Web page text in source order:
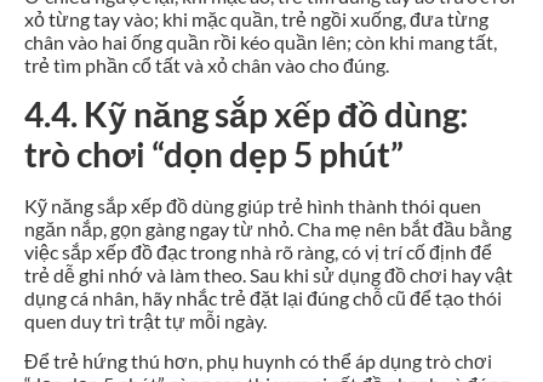
xỏ từng tay vào; khi mặc quần, trẻ ngồi xuống, đưa từng
chân vào hai ống quần rồi kéo quần lên; còn khi mang tất,
trẻ tìm phần cổ tất và xỏ chân vào cho đúng.
4.4. Kỹ năng sắp xếp đồ dùng:
trò chơi “dọn dẹp 5 phút”
Kỹ năng sắp xếp đồ dùng giúp trẻ hình thành thói quen
ngăn nắp, gọn gàng ngay từ nhỏ. Cha mẹ nên bắt đầu bằng
việc sắp xếp đồ đạc trong nhà rõ ràng, có vị trí cố định để
trẻ dễ ghi nhớ và làm theo. Sau khi sử dụng đồ chơi hay vật
dụng cá nhân, hãy nhắc trẻ đặt lại đúng chỗ cũ để tạo thói
quen duy trì trật tự mỗi ngày.
Để trẻ hứng thú hơn, phụ huynh có thể áp dụng trò chơi